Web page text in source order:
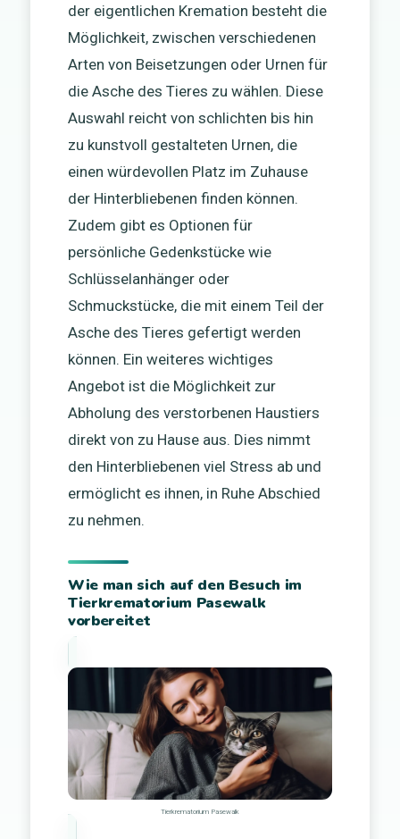
der eigentlichen Kremation besteht die
Möglichkeit, zwischen verschiedenen
Arten von Beisetzungen oder Urnen für
die Asche des Tieres zu wählen. Diese
Auswahl reicht von schlichten bis hin
zu kunstvoll gestalteten Urnen, die
einen würdevollen Platz im Zuhause
der Hinterbliebenen finden können.
Zudem gibt es Optionen für
persönliche Gedenkstücke wie
Schlüsselanhänger oder
Schmuckstücke, die mit einem Teil der
Asche des Tieres gefertigt werden
können. Ein weiteres wichtiges
Angebot ist die Möglichkeit zur
Abholung des verstorbenen Haustiers
direkt von zu Hause aus. Dies nimmt
den Hinterbliebenen viel Stress ab und
ermöglicht es ihnen, in Ruhe Abschied
zu nehmen.
Wie man sich auf den Besuch im
Tierkrematorium Pasewalk
vorbereitet
Tierkrematorium Pasewalk